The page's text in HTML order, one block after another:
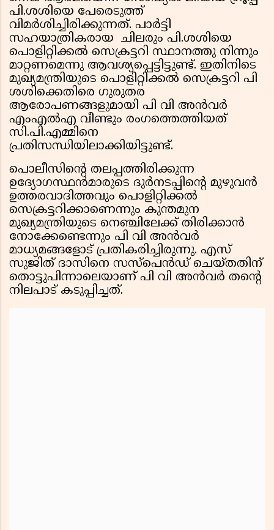
പി.ശശിയെ പേരെടുത്ത്
വിമര്‍ശിച്ചിരിക്കുന്നത്. പാര്‍ട്ടി
സഹയാത്രികരായ ചിലരും പി.ശശിയെ
പൊളിറ്റിക്കല്‍ സെക്രട്ടറി സ്ഥാനത്തു നിന്നും
മാറ്റണമെന്നു ആവശ്യപ്പെട്ടിട്ടുണ്ട്. ഇതിനിടെ
മുഖ്യമന്ത്രിയുടെ പൊളിറ്റിക്കല്‍ സെക്രട്ടറി പി
ശശിക്കെതിരെ ഗുരുതര
ആരോപണങ്ങളുമായി പി വി അന്‍വര്‍
എംഎല്‍എ വീണ്ടും രംഗത്തെത്തിയത്
സി.പി.എമ്മിനെ
പ്രതിസന്ധിയിലാക്കിയിട്ടുണ്ട്.
പൊലീസിന്റെ തലപ്പത്തിരിക്കുന്ന
ഉദ്യോഗസ്ഥന്‍മാരുടെ ദുര്‍നടപ്പിന്റെ മുഴുവന്‍
ഉത്തരവാദിത്തവും പൊളിറ്റിക്കല്‍
സെക്രട്ടറിക്കാണെന്നും കുന്തമുന
മുഖ്യമന്ത്രിയുടെ നെഞ്ചിലേക്ക് തിരിക്കാന്‍
നോക്കേണ്ടെന്നും പി വി അന്‍വര്‍
മാധ്യമങ്ങളോട് പ്രതികരിച്ചിരുന്നു. എസ്
സുജിത് ദാസിനെ സസ്പെന്‍ഡ് ചെയ്തതിന്
തൊട്ടുപിന്നാലെയാണ് പി വി അന്‍വര്‍ തന്റെ
നിലപാട് കടുപ്പിച്ചത്.